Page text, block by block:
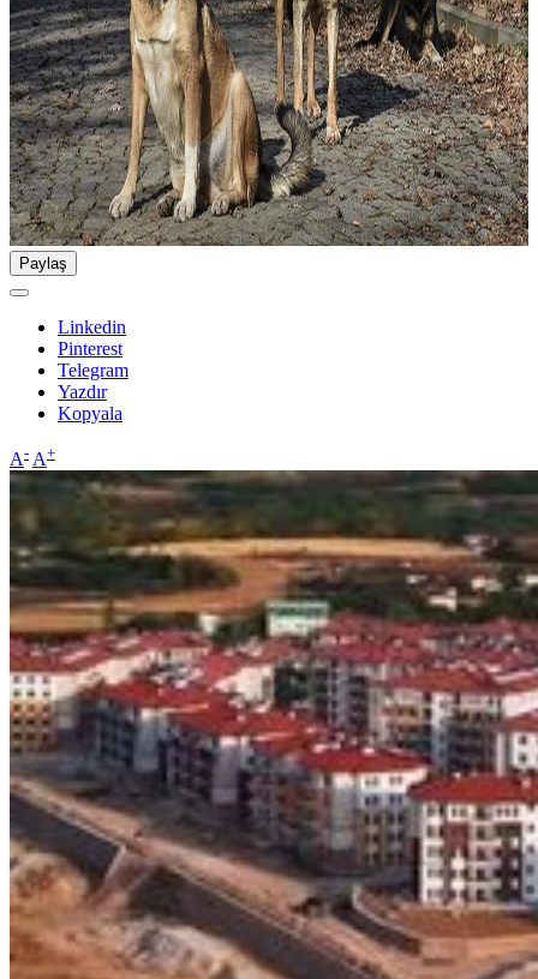
Paylaş
Linkedin
Pinterest
Telegram
Yazdır
Kopyala
A- A+